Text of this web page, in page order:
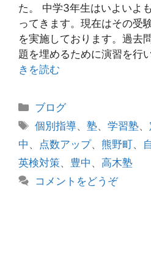
た。 中学3年生はいよいよ
ってきます。現在はその受
を実施しております。過去
題を埋めるために演習を行
きを読む
カ
テ
リ
ー
ブログ
タ
グ
個別指導、塾、学習塾、
中 、 点数アップ、 熊野町、
英検対策、 豊中 、 高木塾
コメントをどうぞ